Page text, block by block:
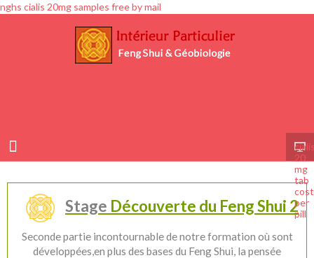
nghs cialis 20mg samples free by mail
20
mg
tab
cost
per
pill
Stage Découverte du Feng Shui 2
Seconde partie incontournable de notre formation où sont
développées,en plus des bases du Feng Shui, la pensée